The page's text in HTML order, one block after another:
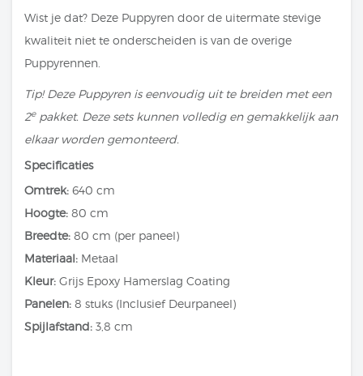
Wist je dat? Deze Puppyren door de uitermate stevige
kwaliteit niet te onderscheiden is van de overige
Puppyrennen.
Tip! Deze Puppyren is eenvoudig uit te breiden met een
2epakket. Deze sets kunnen volledig en gemakkelijk aan
elkaar worden gemonteerd.
Specificaties
Omtrek: 640 cm
Hoogte: 80 cm
Breedte: 80 cm (per paneel)
Materiaal: Metaal
Kleur: Grijs Epoxy Hamerslag Coating
Panelen: 8 stuks (Inclusief Deurpaneel)
Spijlafstand: 3,8 cm